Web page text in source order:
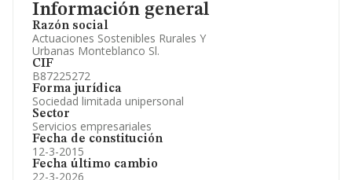
Información general
Razón social
Actuaciones Sostenibles Rurales Y
Urbanas Monteblanco Sl.
CIF
B87225272
Forma jurídica
Sociedad limitada unipersonal
Sector
Servicios empresariales
Fecha de constitución
12-3-2015
Fecha último cambio
22-3-2026
Artículos de prensa publicados sobre la empresa.
Información oficial y registral complementaria.